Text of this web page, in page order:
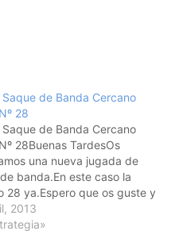
de Banda Cercano
28
de Banda Cercano
28Buenas TardesOs
una nueva jugada de
banda.En este caso la
28 ya.Espero que os guste y
que os resulte ùtil.Ya me
os parece. Un saludo
2013